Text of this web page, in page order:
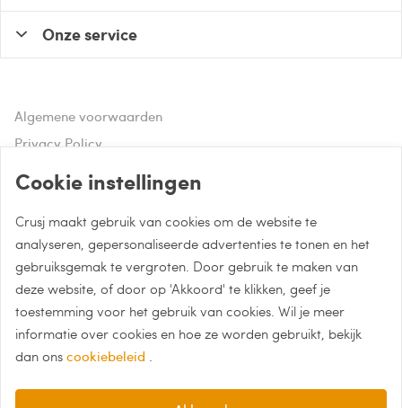
Hulp of advies nodig?
Bel naar 085 - 0043 015
Whatsapp met Crusj
info@crusj.com
Onze service
Algemene voorwaarden
Privacy Policy
Cookie instellingen
Crusj maakt gebruik van cookies om de website te
analyseren, gepersonaliseerde advertenties te tonen en het
gebruiksgemak te vergroten. Door gebruik te maken van
deze website, of door op 'Akkoord' te klikken, geef je
toestemming voor het gebruik van cookies. Wil je meer
informatie over cookies en hoe ze worden gebruikt, bekijk
dan ons cookiebeleid .